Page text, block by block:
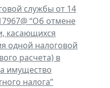
службы от 14
“Об отмене
касающихся
одной налоговой
расчета) в
имущество
налога”